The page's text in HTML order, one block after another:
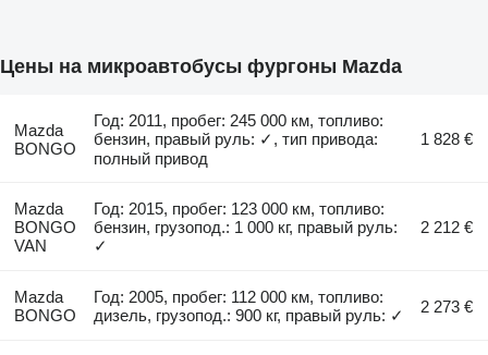
Цены на микроавтобусы фургоны Mazda
Mazda
BONGO
Год: 2011, пробег: 245 000 км, топливо:
бензин, правый руль: ✓, тип привода:
полный привод
1 828 €
Mazda
BONGO
VAN
Год: 2015, пробег: 123 000 км, топливо:
бензин, грузопод.: 1 000 кг, правый руль:
✓
2 212 €
Mazda
BONGO
Год: 2005, пробег: 112 000 км, топливо:
дизель, грузопод.: 900 кг, правый руль: ✓
2 273 €